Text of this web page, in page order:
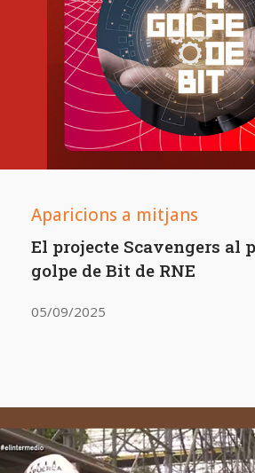
Aparicions a mitjans
El projecte Scavengers al
golpe de Bit de RNE
05/09/2025